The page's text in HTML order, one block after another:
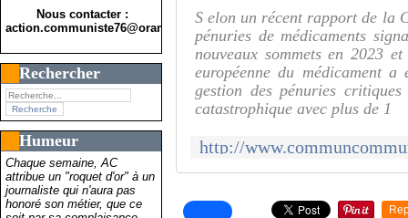
Nous contacter :
action.communiste76@orange.fr>
Rechercher
Humeur
Chaque semaine, AC
attribue un "roquet d'or" à un
journaliste qui n'aura pas
honoré son métier, que ce
S elon un récent rapport de la
pénuries de médicaments
nouveaux sommets en 2023
européenne du médicament
gestion des pénuries
catastrophique avec plus de 1